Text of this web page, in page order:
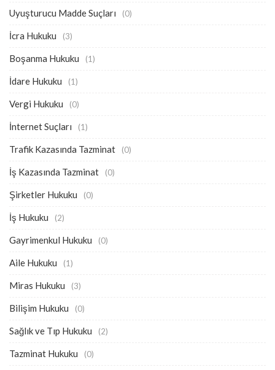
Uyuşturucu Madde Suçları (0)
İcra Hukuku (3)
Boşanma Hukuku (1)
İdare Hukuku (1)
Vergi Hukuku (0)
İnternet Suçları (1)
Trafik Kazasında Tazminat (0)
İş Kazasında Tazminat (0)
Şirketler Hukuku (0)
İş Hukuku (2)
Gayrimenkul Hukuku (0)
Aile Hukuku (1)
Miras Hukuku (3)
Bilişim Hukuku (0)
Sağlık ve Tıp Hukuku (2)
Tazminat Hukuku (0)